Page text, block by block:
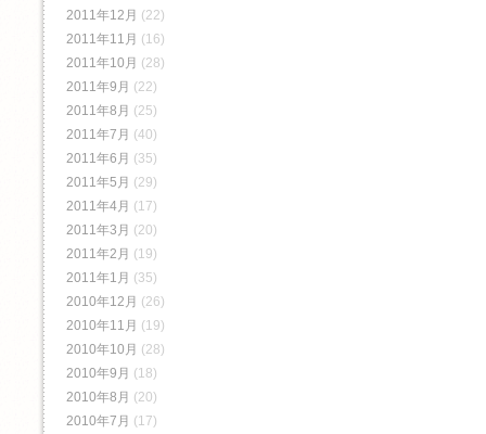
2011年12月 (22)
2011年11月 (16)
2011年10月 (28)
2011年9月 (22)
2011年8月 (25)
2011年7月 (40)
2011年6月 (35)
2011年5月 (29)
2011年4月 (17)
2011年3月 (20)
2011年2月 (19)
2011年1月 (35)
2010年12月 (26)
2010年11月 (19)
2010年10月 (28)
2010年9月 (18)
2010年8月 (20)
2010年7月 (17)